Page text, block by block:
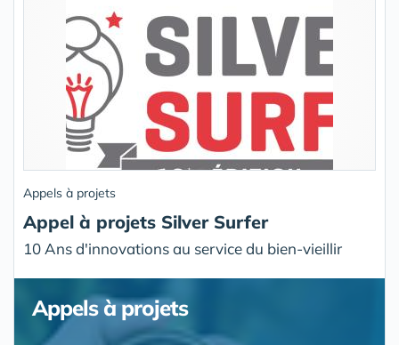
Appels à projets
Appel à projets Silver Surfer
10 Ans d'innovations au service du bien-vieillir
Appels à projets